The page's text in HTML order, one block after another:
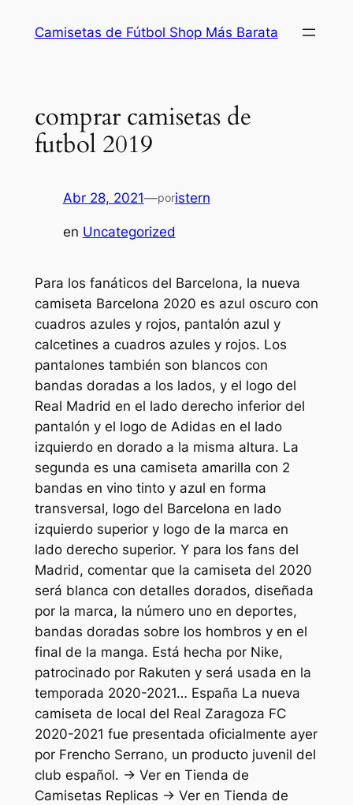
Camisetas de Fútbol Shop Más Barata
comprar camisetas de
futbol 2019
Abr 28, 2021—poristern
en Uncategorized
Para los fanáticos del Barcelona, la nueva
camiseta Barcelona 2020 es azul oscuro con
cuadros azules y rojos, pantalón azul y
calcetines a cuadros azules y rojos. Los
pantalones también son blancos con
bandas doradas a los lados, y el logo del
Real Madrid en el lado derecho inferior del
pantalón y el logo de Adidas en el lado
izquierdo en dorado a la misma altura. La
segunda es una camiseta amarilla con 2
bandas en vino tinto y azul en forma
transversal, logo del Barcelona en lado
izquierdo superior y logo de la marca en
lado derecho superior. Y para los fans del
Madrid, comentar que la camiseta del 2020
será blanca con detalles dorados, diseñada
por la marca, la número uno en deportes,
bandas doradas sobre los hombros y en el
final de la manga. Está hecha por Nike,
patrocinado por Rakuten y será usada en la
temporada 2020-2021… España La nueva
camiseta de local del Real Zaragoza FC
2020-2021 fue presentada oficialmente ayer
por Frencho Serrano, un producto juvenil del
club español. → Ver en Tienda de
Camisetas Replicas → Ver en Tienda de